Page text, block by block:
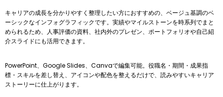
キャリアの成長を分かりやすく整理したい方におすすめの、ベージュ基調のベ
ーシックなインフォグラフィックです。実績やマイルストーンを時系列でまと
められるため、人事評価の資料、社内外のプレゼン、ポートフォリオや自己紹
介スライドにも活用できます。
PowerPoint、Google Slides、Canvaで編集可能。役職名・期間・成果指
標・スキルを差し替え、アイコンや配色を整えるだけで、読みやすいキャリア
ストーリーに仕上がります。